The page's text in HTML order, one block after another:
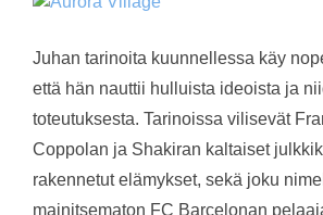
Juhan tarinoita kuunnellessa käy
että hän nauttii hulluista ideoista ja
toteutuksesta. Tarinoissa vilisevät
Coppolan ja Shakiran kaltaiset
rakennetut elämykset, sekä joku
mainitsematon FC Barcelonan